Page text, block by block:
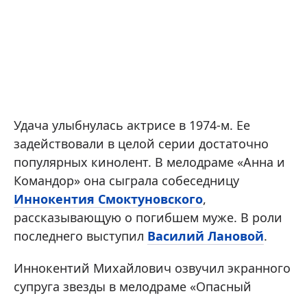
Удача улыбнулась актрисе в 1974-м. Ее
задействовали в целой серии достаточно
популярных кинолент. В мелодраме «Анна и
Командор» она сыграла собеседницу
Иннокентия Смоктуновского,
рассказывающую о погибшем муже. В роли
последнего выступил Василий Лановой.
Иннокентий Михайлович озвучил экранного
супруга звезды в мелодраме «Опасный